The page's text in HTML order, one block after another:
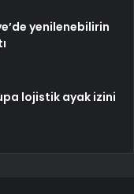
yenilenebilirin
lojistik ayak izini